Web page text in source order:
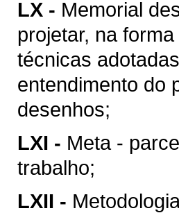
LX - Memorial
projetar, na
técnicas
entendimento do
desenhos;
LXI - Meta -
trabalho;
LXII -